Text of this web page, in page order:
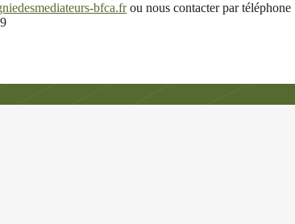
bfca.frou nous contacter par téléphone